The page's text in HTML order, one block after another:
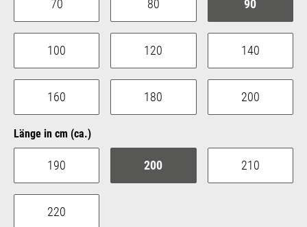
70 80 90
100 120 140
160 180 200
Länge in cm (ca.)auswählen
190 200 210
220